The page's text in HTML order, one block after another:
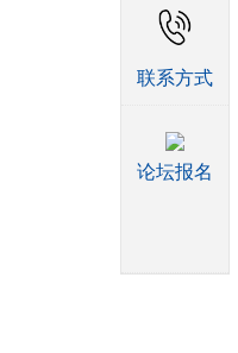
联系方式
论坛报名